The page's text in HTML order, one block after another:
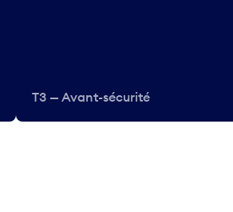
T3 — Avant-sécurité